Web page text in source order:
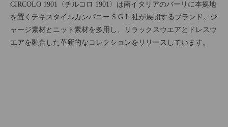
CIRCOLO 1901〈チルコロ 1901〉は南イタリアのバーリに本拠地
を置くテキスタイルカンパニー S.G.L.社が展開するブランド。ジ
ャージ素材とニット素材を多用し、リラックスウエアとドレスウ
エアを融合した革新的なコレクションをリリースしています。